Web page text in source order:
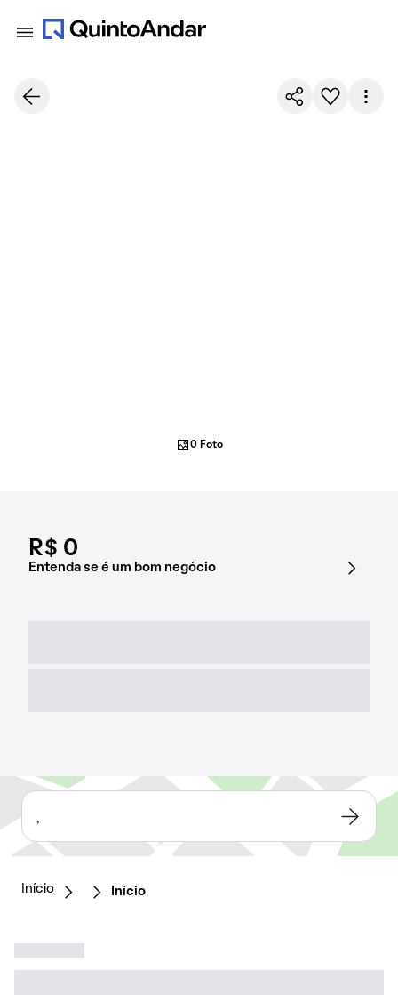
R$ 0
Entenda se é um bom negócio
0 Foto
,
Início Início